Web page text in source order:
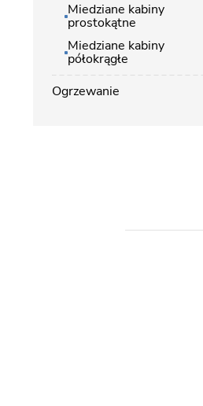
Miedziane kabiny
prostokątne
Miedziane kabiny
półokrągłe
Ogrzewanie